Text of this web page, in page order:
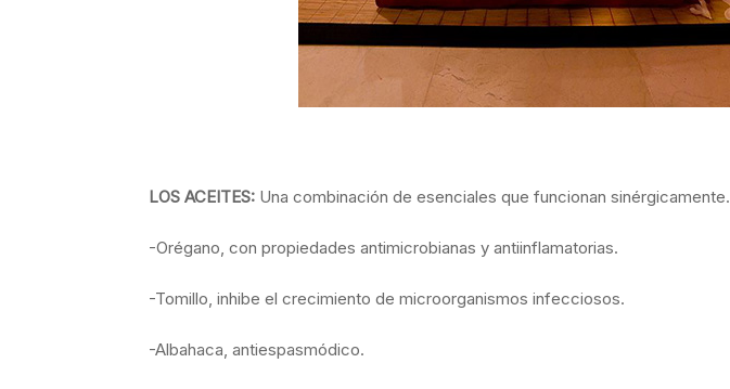
LOS ACEITES: Una combinación de esenciales que funcionan sinérgicamente.
-Orégano, con propiedades antimicrobianas y antiinflamatorias.
-Tomillo, inhibe el crecimiento de microorganismos infecciosos.
-Albahaca, antiespasmódico.